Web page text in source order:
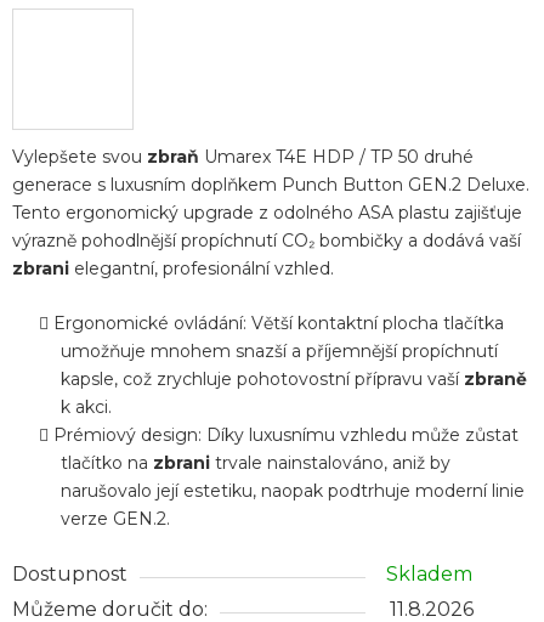
Vylepšete svou zbraň Umarex T4E HDP / TP 50 druhé
generace s luxusním doplňkem Punch Button GEN.2 Deluxe.
Tento ergonomický upgrade z odolného ASA plastu zajišťuje
výrazně pohodlnější propíchnutí CO₂ bombičky a dodává vaší
zbrani elegantní, profesionální vzhled.
Ergonomické ovládání: Větší kontaktní plocha tlačítka
umožňuje mnohem snazší a příjemnější propíchnutí
kapsle, což zrychluje pohotovostní přípravu vaší zbraně
k akci.
Prémiový design: Díky luxusnímu vzhledu může zůstat
tlačítko na zbrani trvale nainstalováno, aniž by
narušovalo její estetiku, naopak podtrhuje moderní linie
verze GEN.2.
Dostupnost
Skladem
Můžeme doručit do:
11.8.2026